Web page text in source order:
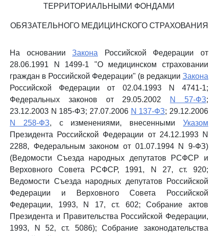
ТЕРРИТОРИАЛЬНЫМИ ФОНДАМИ
ОБЯЗАТЕЛЬНОГО МЕДИЦИНСКОГО СТРАХОВАНИЯ
На основанииЗакона Российской Федерации от
28.06.1991 N 1499-1 "О медицинском страховании
граждан в Российской Федерации" (в редакции Закона
Российской Федерации от 02.04.1993 N 4741-1;
Федеральных законов от 29.05.2002
N 57-ФЗ;
23.12.2003 N 185-ФЗ; 27.07.2006 N 137-ФЗ; 29.12.2006
N 258-ФЗ, с изменениями, внесеннымиУказом
Президента Российской Федерации от 24.12.1993 N
2288, Федеральным законом от 01.07.1994 N 9-ФЗ)
(Ведомости Съезда народных депутатов РСФСР и
Верховного Совета РСФСР, 1991, N 27, ст. 920;
Ведомости Съезда народных депутатов Российской
Федерации и Верховного Совета Российской
Федерации, 1993, N 17, ст. 602; Собрание актов
Президента и Правительства Российской Федерации,
1993, N 52, ст. 5086); Собрание законодательства